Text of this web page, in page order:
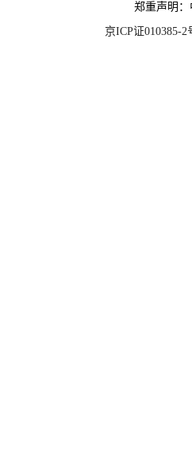
郑重声明
京ICP证010385-2